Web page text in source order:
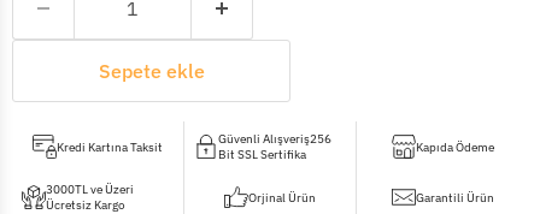
Sepete ekle
Kredi Kartına Taksit
Güvenli Alışveriş256
Bit SSL Sertifika
Kapıda Ödeme
3000TL ve Üzeri
Ücretsiz Kargo
Orjinal Ürün Garantili Ürün